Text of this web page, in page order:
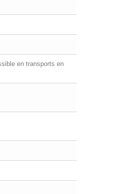
en transports en